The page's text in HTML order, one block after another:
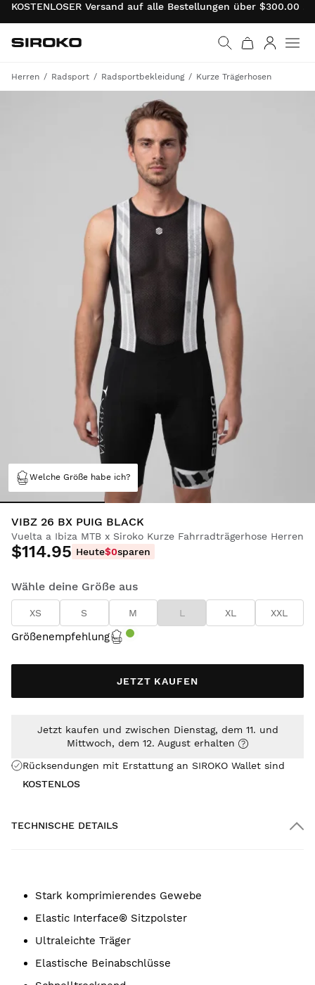
KOSTENLOSER Versand auf alle Bestellungen über $300.00
Weiter zur Startseite
Siroko.com
Herren Radsport Radsportbekleidung Kurze Trägerhosen
Welche Größe habe ich?
VIBZ 26 BX PUIG BLACK
Vuelta a Ibiza MTB x Siroko Kurze Fahrradträgerhose Herren
$114.95 Heute$0sparen
Wähle deine Größe aus
XS S M L XL XXL
Größenempfehlung
JETZT KAUFEN
Rücksendungen mit Erstattung an SIROKO Wallet sind
KOSTENLOS
Jetzt kaufen und zwischen Dienstag, dem 11. und
Mittwoch, dem 12. August erhalten
TECHNISCHE DETAILS
Stark komprimierendes Gewebe
Elastic Interface® Sitzpolster
Ultraleichte Träger
Elastische Beinabschlüsse